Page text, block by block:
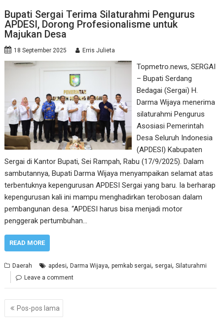
Bupati Sergai Terima Silaturahmi Pengurus
APDESI, Dorong Profesionalisme untuk
Majukan Desa
18 September 2025 Erris Julieta
Topmetro.news, SERGAI
– Bupati Serdang
Bedagai (Sergai) H.
Darma Wijaya menerima
silaturahmi Pengurus
Asosiasi Pemerintah
Desa Seluruh Indonesia
(APDESI) Kabupaten
Sergai di Kantor Bupati, Sei Rampah, Rabu (17/9/2025). Dalam
sambutannya, Bupati Darma Wijaya menyampaikan selamat atas
terbentuknya kepengurusan APDESI Sergai yang baru. Ia berharap
kepengurusan kali ini mampu menghadirkan terobosan dalam
pembangunan desa. “APDESI harus bisa menjadi motor
penggerak pertumbuhan…
READ MORE
Daerah apdesi,Darma Wijaya,pemkab sergai, sergai,Silaturahmi
Leave a comment
Navigasi
pos
Pos-pos lama